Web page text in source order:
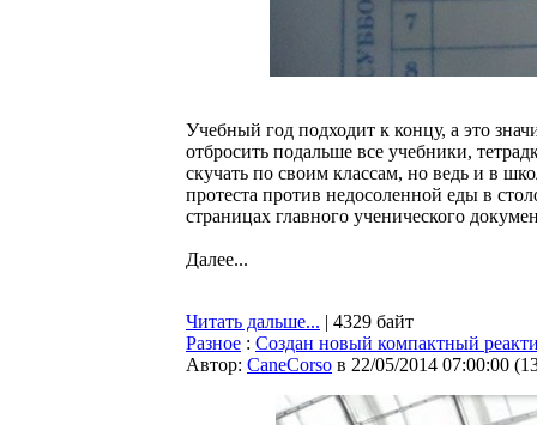
Учебный год подходит к концу, а это
отбросить подальше все учебники,
скучать по своим классам, но ведь и в
протеста против недосоленной еды в
страницах главного ученического
Далее...
Читать дальше... | 4329 байт
Разное : Создан новый компактный
Автор: CaneCorso в 22/05/2014 07:00:00 (